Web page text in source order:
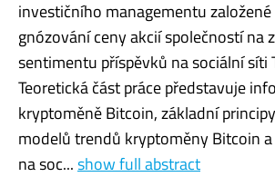
investičního managementu
gnózování ceny akcií společností na
sentimentu příspěvků na sociální síti
Teoretická část práce představuje
kryptoměně Bitcoin, základní
modelů trendů kryptoměny Bitcoin
na soc...show full abstract